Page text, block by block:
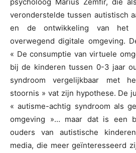
veronderstelde tussen autistisch
en de ontwikkeling van
overwegend digitale omgeving.
« De consumptie van virtuele
bij de kinderen tussen 0-3 jaar
syndroom vergelijkbaar met
stoornis » vat zijn hypothese. De
« autisme-achtig syndroom als
omgeving »… maar dat is een
ouders van autistische
media, die meer geïnteresseerd